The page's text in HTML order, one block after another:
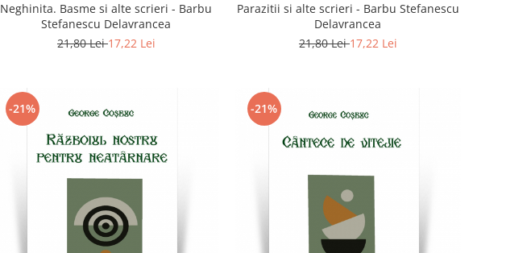
Neghinita. Basme si alte scrieri - Barbu
Stefanescu Delavrancea
21,80 Lei17,22 Lei
Parazitii si alte scrieri - Barbu Stefanescu
Delavrancea
21,80 Lei17,22 Lei
-21% -21%